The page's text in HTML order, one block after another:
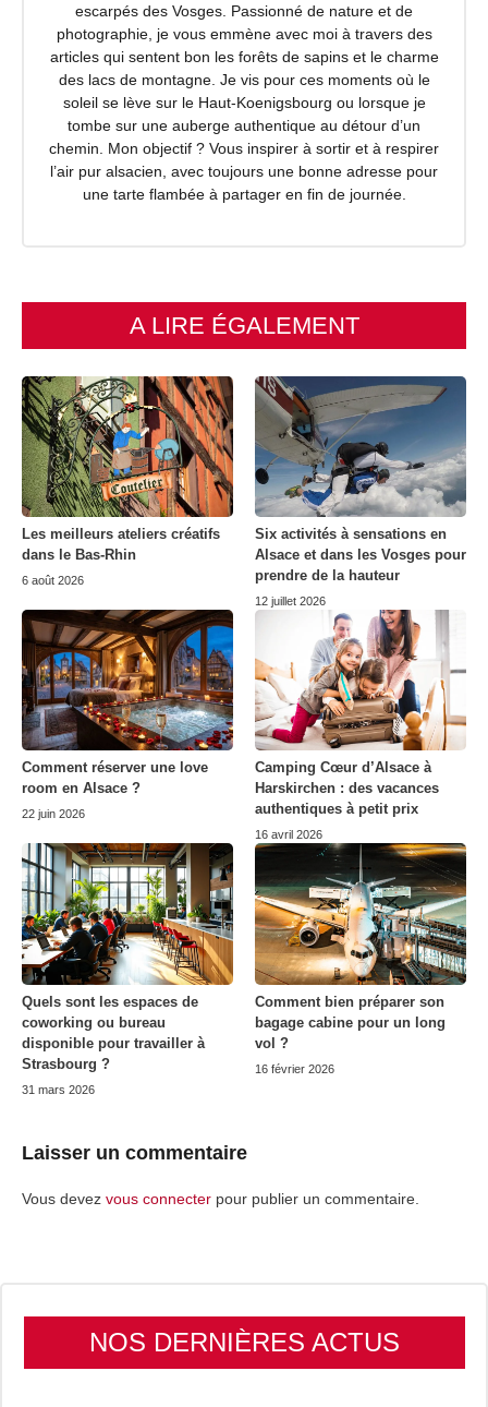
escarpés des Vosges. Passionné de nature et de
photographie, je vous emmène avec moi à travers des
articles qui sentent bon les forêts de sapins et le charme
des lacs de montagne. Je vis pour ces moments où le
soleil se lève sur le Haut-Koenigsbourg ou lorsque je
tombe sur une auberge authentique au détour d’un
chemin. Mon objectif ? Vous inspirer à sortir et à respirer
l’air pur alsacien, avec toujours une bonne adresse pour
une tarte flambée à partager en fin de journée.
A LIRE ÉGALEMENT
Les meilleurs ateliers créatifs
dans le Bas-Rhin
6 août 2026
Six activités à sensations en
Alsace et dans les Vosges pour
prendre de la hauteur
12 juillet 2026
Comment réserver une love
room en Alsace ?
22 juin 2026
Camping Cœur d’Alsace à
Harskirchen : des vacances
authentiques à petit prix
16 avril 2026
Quels sont les espaces de
coworking ou bureau
disponible pour travailler à
Strasbourg ?
31 mars 2026
Comment bien préparer son
bagage cabine pour un long
vol ?
16 février 2026
Laisser un commentaire
Vous devez vous connecter pour publier un commentaire.
NOS DERNIÈRES ACTUS